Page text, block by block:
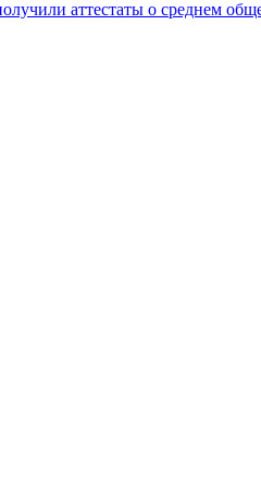
аттестаты о среднем